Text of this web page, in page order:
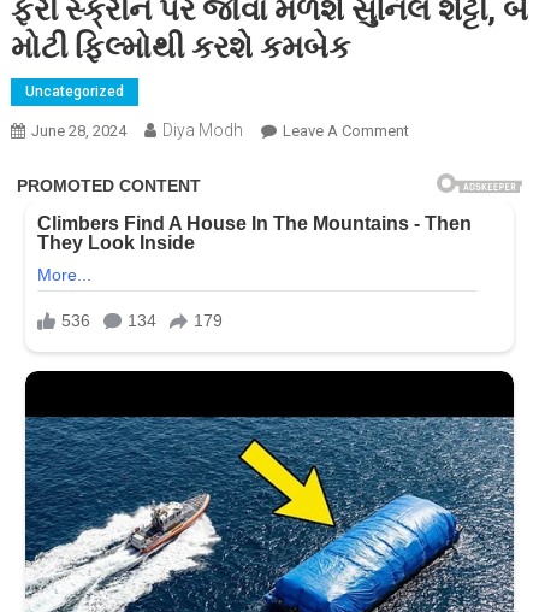
ફરી સ્ક્રીન પર જોવા મળશે સુનિલ શેટ્ટી, બે
મોટી ફિલ્મોથી કરશે કમબેક
Uncategorized
June 28, 2024 Diya Modh Leave A CommentOn
સ્ક્રીન
પર
સુનિલ
બે
કરશે
કમબેક